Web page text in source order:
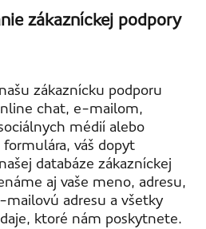
zákazníckej podpory
zákaznícku podporu
chat, e-mailom,
médií alebo
váš dopyt
databáze zákazníckej
aj vaše meno, adresu,
adresu a všetky
ktoré nám poskytnete.